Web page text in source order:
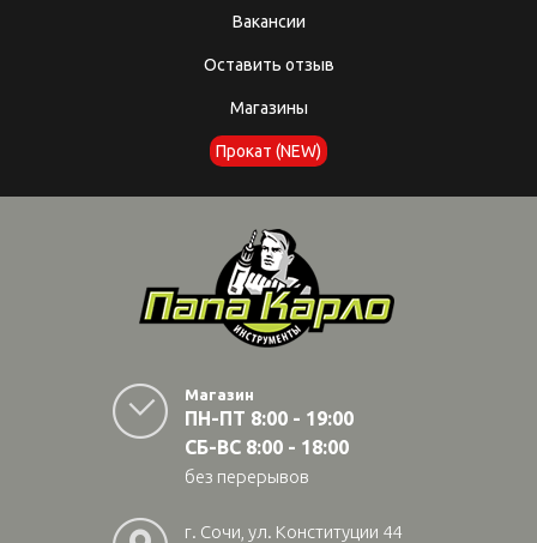
Вакансии
Оставить отзыв
Магазины
Прокат (NEW)
Магазин
ПН-ПТ 8:00 - 19:00
СБ-ВС 8:00 - 18:00
без перерывов
г. Сочи, ул. Конституции 44